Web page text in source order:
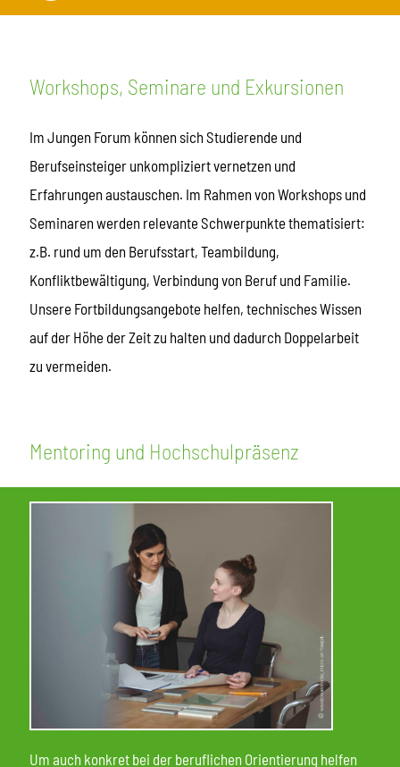
Workshops, Seminare und Exkursionen
Im Jungen Forum können sich Studierende und
Berufseinsteiger unkompliziert vernetzen und
Erfahrungen austauschen. Im Rahmen von Workshops und
Seminaren werden relevante Schwerpunkte thematisiert:
z.B. rund um den Berufsstart, Teambildung,
Konfliktbewältigung, Verbindung von Beruf und Familie.
Unsere Fortbildungsangebote helfen, technisches Wissen
auf der Höhe der Zeit zu halten und dadurch Doppelarbeit
zu vermeiden.
Mentoring und Hochschulpräsenz
Um auch konkret bei der beruflichen Orientierung helfen